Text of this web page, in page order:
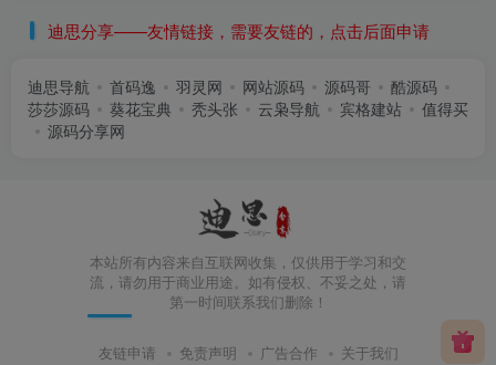
迪思分享——友情链接，需要友链的，点击后面申请
迪思导航 首码逸 羽灵网 网站源码 源码哥
酷源码
莎莎源码
葵花宝典 秃头张 云枭导航 宾格建站
值得买
源码分享网
本站所有内容来自互联网收集，仅供用于学习和交
流，请勿用于商业用途。如有侵权、不妥之处，请
第一时间联系我们删除！
友链申请 免责声明 广告合作 关于我们